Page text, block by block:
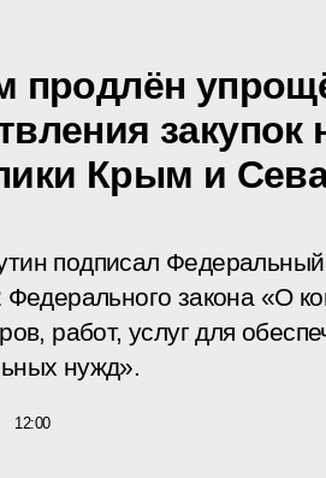
продлён
закупок
Крым и
подписал
Федерального закона «О
работ, услуг для
нужд».
12:00